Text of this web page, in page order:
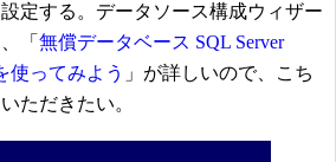
定する。データソース構成ウィザー
「 無償データベース SQL Server
使ってみよう 」が詳しいので、こち
ただきたい。